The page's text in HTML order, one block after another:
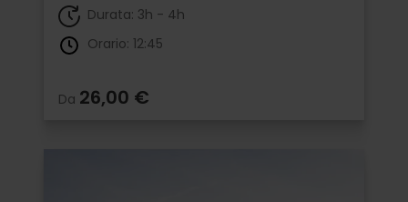
Durata: 3h - 4h
Orario: 12:45
Da 26,00 €